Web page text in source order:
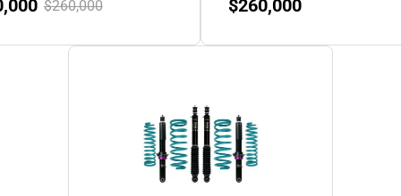
$260,000 $260,000